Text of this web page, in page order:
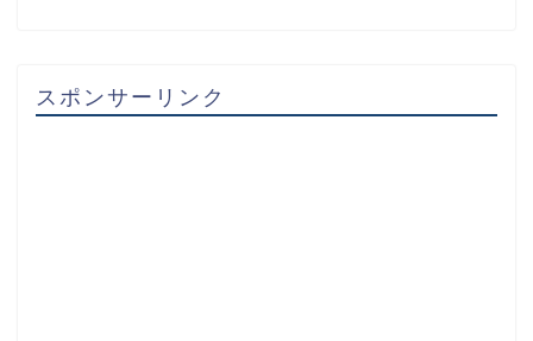
スポンサーリンク